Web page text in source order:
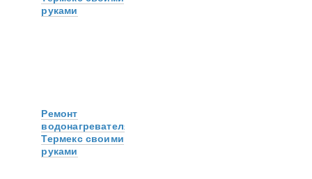
руками
Ремонт
водонагревателя
Термекс своими
руками